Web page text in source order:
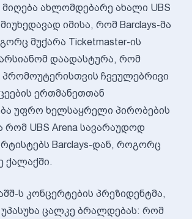
ახლომდებარე ახალი UBS
იმისა, რომ Barclays-მა
მუქარა Ticketmaster-ის
დაადასტურა, რომ
პრომოუტერისთვის ჩვეულებრივი
ერთმანეთთან
უფრო ხელსაყრელი პირობების
რომ UBS Arena სავარაუდოდ
Barclays-დან, როგორც
ქალაქში.
ს კონცერტების პრეზიდენტმა,
ცალკე ბრალდებას: რომ